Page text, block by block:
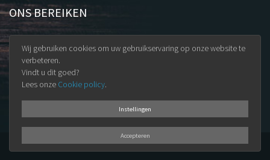
ONS BEREIKEN
Uilenstraat 32
9100 Sint-Niklaas
BTW BE 0891.345.965
© 2026Jiswo BV·Algemene voorwaarden·GDPR·Privacy policy
Wij gebruiken cookies om uw gebruikservaring op onze website te
verbeteren.
Vindt u dit goed?
Lees onze Cookie policy.
Instellingen
Accepteren